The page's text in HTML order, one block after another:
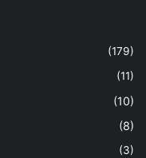
(179)
(11)
(10)
(8)
(3)